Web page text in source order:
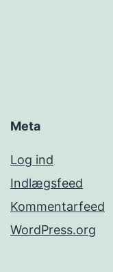
Meta
Log ind
Indlægsfeed
Kommentarfeed
WordPress.org